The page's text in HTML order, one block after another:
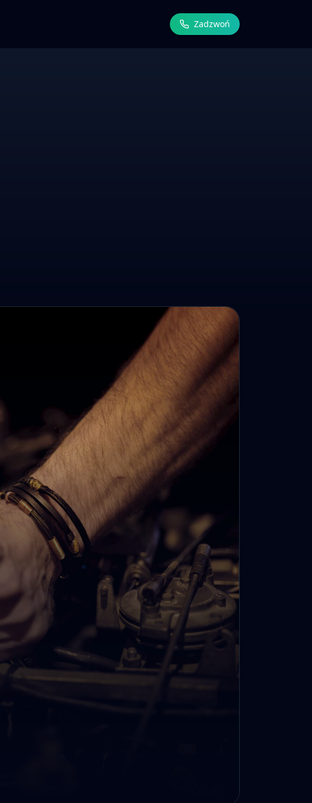
Zadzwoń